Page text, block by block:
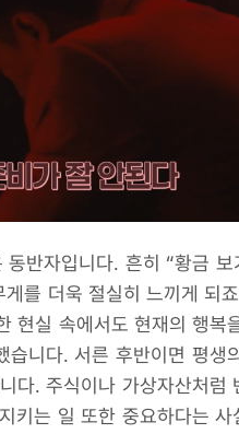
반자입니다. 흔히 “황금 보
게를 더욱 절실히 느끼게 되
현실 속에서도 현재의 행복
습니다. 서른 후반이면 평생
다. 주식이나 가상자산처럼
키는 일 또한 중요하다는 사